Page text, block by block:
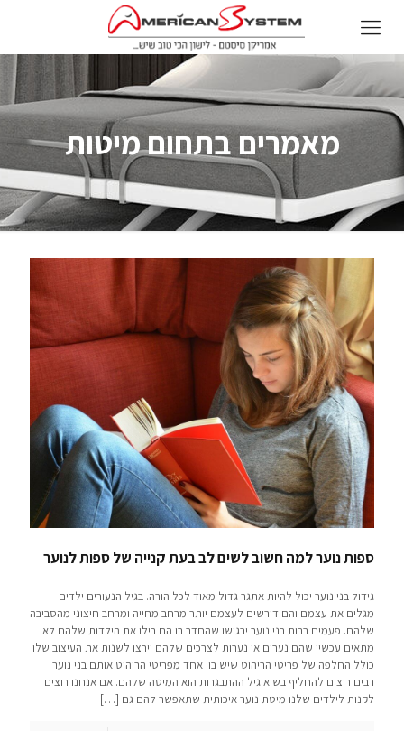
מאמרים בתחום מיטות
ספות נוער למה חשוב לשים לב בעת קנייה של ספות לנוער
גידול בני נוער יכול להיות אתגר גדול מאוד לכל הורה. בגיל הנעורים ילדים
מגלים את עצמם והם דורשים לעצמם יותר מרחב מחייה ומרחב חיצוני מהסביבה
שלהם. פעמים רבות בני נוער ירגישו שהחדר בו הם בילו את הילדות שלהם לא
מתאים עכשיו שהם נערים או נערות לצרכים שלהם וירצו לשנות את העיצוב שלו
כולל החלפה של פריטי הריהוט שיש בו. אחד מפריטי הריהוט אותם בני נוער
רבים רוצים להחליף בשיא גיל ההתבגרות הוא המיטה שלהם. אם אנחנו רוצים
לקנות לילדים שלנו מיטת נוער איכותית שתאפשר להם גם […]